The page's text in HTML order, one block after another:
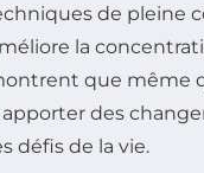
de pleine
la
que même
des
défis de la vie.